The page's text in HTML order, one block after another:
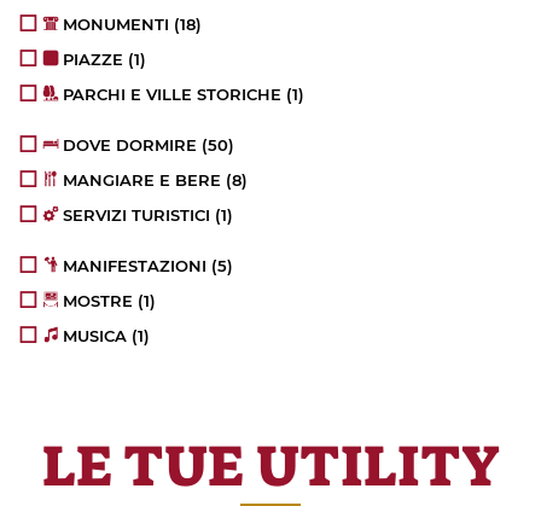
MONUMENTI (18)
PIAZZE (1)
PARCHI E VILLE STORICHE (1)
DOVE DORMIRE (50)
MANGIARE E BERE (8)
SERVIZI TURISTICI (1)
MANIFESTAZIONI (5)
MOSTRE (1)
MUSICA (1)
LE TUE UTILITY